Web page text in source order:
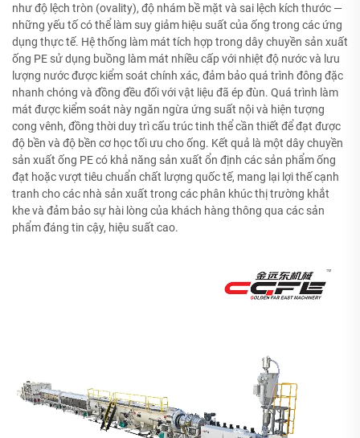
như độ lệch tròn (ovality), độ nhám bề mặt và sai lệch kích thước —
những yếu tố có thể làm suy giảm hiệu suất của ống trong các ứng
dụng thực tế. Hệ thống làm mát tích hợp trong dây chuyền sản xuất
ống PE sử dụng buồng làm mát nhiều cấp với nhiệt độ nước và lưu
lượng nước được kiểm soát chính xác, đảm bảo quá trình đông đặc
nhanh chóng và đồng đều đối với vật liệu đã ép đùn. Quá trình làm
mát được kiểm soát này ngăn ngừa ứng suất nội và hiện tượng
cong vênh, đồng thời duy trì cấu trúc tinh thể cần thiết để đạt được
độ bền và độ bền cơ học tối ưu cho ống. Kết quả là một dây chuyền
sản xuất ống PE có khả năng sản xuất ổn định các sản phẩm ống
đạt hoặc vượt tiêu chuẩn chất lượng quốc tế, mang lại lợi thế cạnh
tranh cho các nhà sản xuất trong các phân khúc thị trường khắt
khe và đảm bảo sự hài lòng của khách hàng thông qua các sản
phẩm đáng tin cậy, hiệu suất cao.